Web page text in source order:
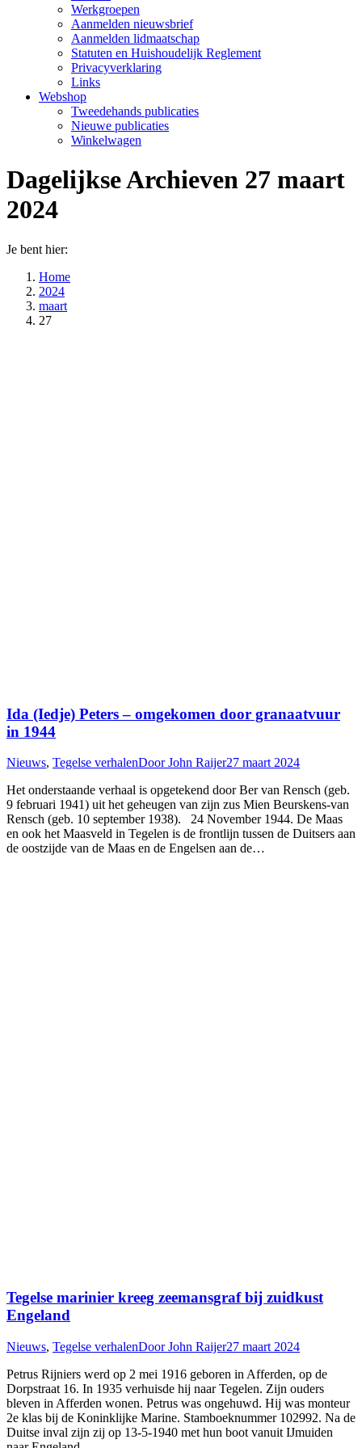
Werkgroepen
Aanmelden nieuwsbrief
Aanmelden lidmaatschap
Statuten en Huishoudelijk Reglement
Privacyverklaring
Links
Webshop
Tweedehands publicaties
Nieuwe publicaties
Winkelwagen
Dagelijkse Archieven 27 maart
2024
Je bent hier:
Home
2024
maart
27
Ida (Iedje) Peters – omgekomen door granaatvuur
in 1944
Nieuws, Tegelse verhalenDoorJohn Raijer27 maart 2024
Het onderstaande verhaal is opgetekend door Ber van Rensch (geb.
9 februari 1941) uit het geheugen van zijn zus Mien Beurskens-van
Rensch (geb. 10 september 1938). 24 November 1944. De Maas
en ook het Maasveld in Tegelen is de frontlijn tussen de Duitsers aan
de oostzijde van de Maas en de Engelsen aan de…
Tegelse marinier kreeg zeemansgraf bij zuidkust
Engeland
Nieuws, Tegelse verhalenDoorJohn Raijer27 maart 2024
Petrus Rijniers werd op 2 mei 1916 geboren in Afferden, op de
Dorpstraat 16. In 1935 verhuisde hij naar Tegelen. Zijn ouders
bleven in Afferden wonen. Petrus was ongehuwd. Hij was monteur
2e klas bij de Koninklijke Marine. Stamboeknummer 102992. Na de
Duitse inval zijn zij op 13-5-1940 met hun boot vanuit IJmuiden